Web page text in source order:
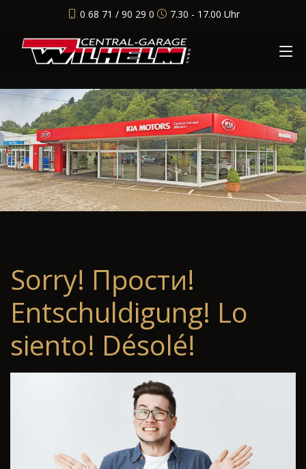
0 68 71 / 90 29 0 7.30 - 17.00 Uhr
Sorry! Прости!
Entschuldigung! Lo
siento! Désolé!